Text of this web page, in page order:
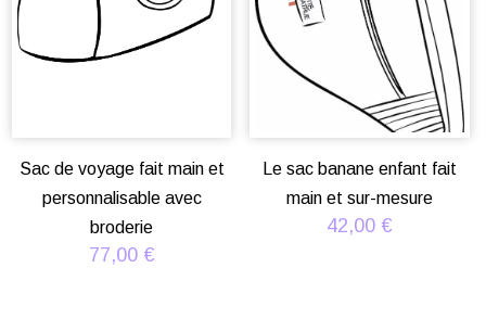
Sac de voyage fait main et
personnalisable avec
broderie
77,00 €
Le sac banane enfant fait
main et sur-mesure
42,00 €